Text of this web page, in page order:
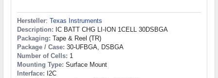
Hersteller: Texas Instruments
Description: IC BATT CHG LI-ION 1CELL 30DSBGA
Packaging: Tape & Reel (TR)
Package / Case: 30-UFBGA, DSBGA
Number of Cells: 1
Mounting Type: Surface Mount
Interface: I2C